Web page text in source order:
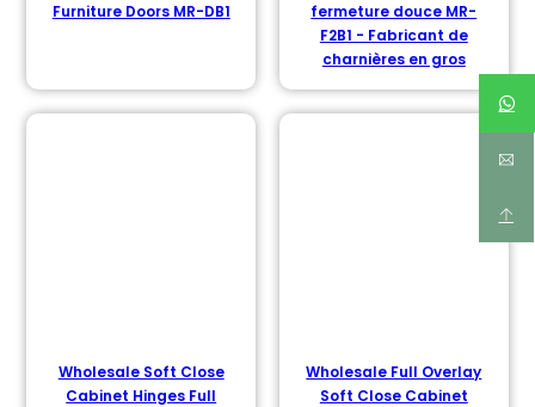
Furniture Doors MR-DB1
fermeture douce MR-
F2B1 - Fabricant de
charnières en gros
Wholesale Soft Close
Cabinet Hinges Full
Wholesale Full Overlay
Soft Close Cabinet